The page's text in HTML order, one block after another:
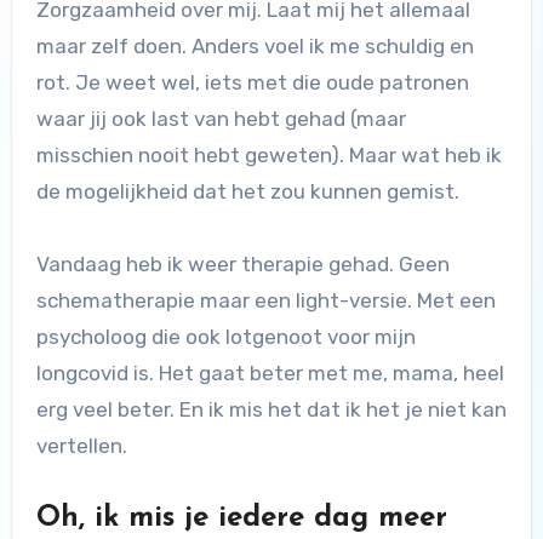
Zorgzaamheid over mij. Laat mij het allemaal
maar zelf doen. Anders voel ik me schuldig en
rot. Je weet wel, iets met die oude patronen
waar jij ook last van hebt gehad (maar
misschien nooit hebt geweten). Maar wat heb ik
de mogelijkheid dat het zou kunnen gemist.
Vandaag heb ik weer therapie gehad. Geen
schematherapie maar een light-versie. Met een
psycholoog die ook lotgenoot voor mijn
longcovid is. Het gaat beter met me, mama, heel
erg veel beter. En ik mis het dat ik het je niet kan
vertellen.
Oh, ik mis je iedere dag meer